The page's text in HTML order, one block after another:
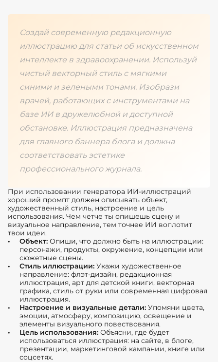
Создай современную редакционную
иллюстрацию для статьи об искусственном
интеллекте в здравоохранении. Используй
чистый векторный стиль с мягкими
синими и зелеными тонами. Изобрази
врачей, работающих с инструментами на
базе ИИ в дружелюбной и доступной
обстановке. Иллюстрация предназначена
для главного баннера блога и должна
соответствовать эстетике
профессионального журнала.
При использовании генератора ИИ-иллюстраций
хороший промпт должен описывать объект,
художественный стиль, настроение и цель
использования. Чем четче ты опишешь сцену и
визуальное направление, тем точнее ИИ воплотит
твои идеи.
Объект: Опиши, что должно быть на иллюстрации:
персонажи, продукты, окружение, концепции или
сюжетные сцены.
Стиль иллюстрации: Укажи художественное
направление: флэт-дизайн, редакционная
иллюстрация, арт для детской книги, векторная
графика, стиль от руки или современная цифровая
иллюстрация.
Настроение и визуальные детали: Упомяни цвета,
эмоции, атмосферу, композицию, освещение и
элементы визуального повествования.
Цель использования: Объясни, где будет
использоваться иллюстрация: на сайте, в блоге,
презентации, маркетинговой кампании, книге или
соцсетях.